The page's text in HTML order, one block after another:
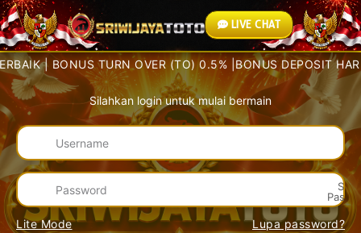
LIVE CHAT
| BONUS TURN OVER (TO) 0.5% |BONUS DEPOSIT
Silahkan login untuk mulai bermain
Lite Mode Lupa password?